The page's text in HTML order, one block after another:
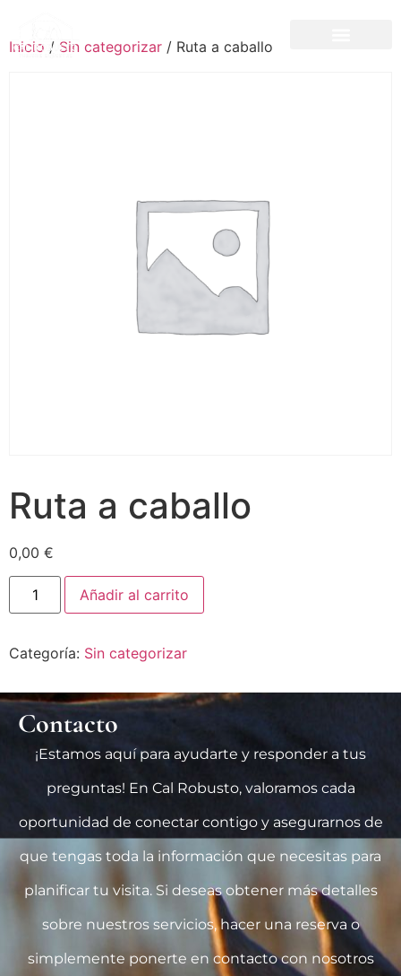
Inicio / Sin categorizar / Ruta a caballo
Ruta a caballo
0,00 €
Añadir al carrito
Categoría: Sin categorizar
Contacto
¡Estamos aquí para ayudarte y responder a tus
preguntas! En Cal Robusto, valoramos cada
oportunidad de conectar contigo y asegurarnos de
que tengas toda la información que necesitas para
planificar tu visita. Si deseas obtener más detalles
sobre nuestros servicios, hacer una reserva o
simplemente ponerte en contacto con nosotros